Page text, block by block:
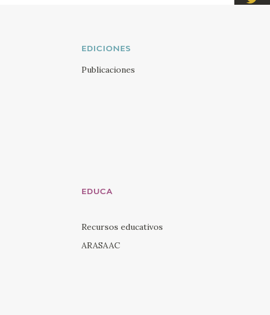
EDICIONES
Publicaciones
EDUCA
Recursos educativos
ARASAAC